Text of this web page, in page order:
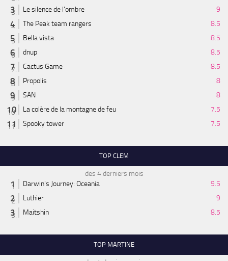
Le silence de l'ombre
9
The Peak team rangers
8.5
Bella vista
8.5
dnup
8.5
Cactus Game
8.5
Propolis
8
SAN
8
La colère de la montagne de feu
7.5
Spooky tower
7.5
TOP CLEM
des 4 derniers mois
Darwin's Journey: Oceania
9.5
Luthier
9
Maitshin
8.5
TOP MARTINE